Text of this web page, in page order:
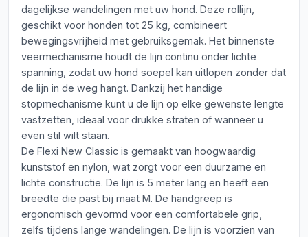
dagelijkse wandelingen met uw hond. Deze rollijn,
geschikt voor honden tot 25 kg, combineert
bewegingsvrijheid met gebruiksgemak. Het binnenste
veermechanisme houdt de lijn continu onder lichte
spanning, zodat uw hond soepel kan uitlopen zonder dat
de lijn in de weg hangt. Dankzij het handige
stopmechanisme kunt u de lijn op elke gewenste lengte
vastzetten, ideaal voor drukke straten of wanneer u
even stil wilt staan.
De Flexi New Classic is gemaakt van hoogwaardig
kunststof en nylon, wat zorgt voor een duurzame en
lichte constructie. De lijn is 5 meter lang en heeft een
breedte die past bij maat M. De handgreep is
ergonomisch gevormd voor een comfortabele grip,
zelfs tijdens lange wandelingen. De lijn is voorzien van